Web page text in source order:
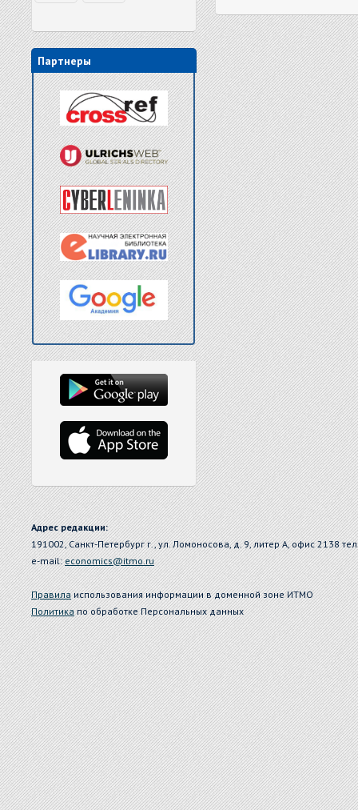
Партнеры
Адрес редакции:
191002, Санкт-Петербург г., ул. Ломоносова, д. 9, литер А, офис 2138
e-mail:economics@itmo.ru
Правилаиспользования информации в доменной зоне ИТМО
Политикапо обработке Персональных данных